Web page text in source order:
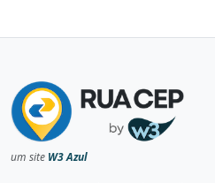
um site W3 Azul